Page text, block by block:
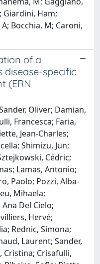
Giardini, Ham;
Bocchia, M; Caroni,
of a
disease-specific
(ERN
Oliver; Damian,
Francesca; Faria,
Jean-Charles;
Shimizu, Jun;
Cédric;
Lamas, Antonio;
Paolo; Pozzi, Alba-
Mihaela;
Del Cielo;
Hervé;
Rednic, Simona;
Laurent; Sander,
Cristina; Crisafulli,